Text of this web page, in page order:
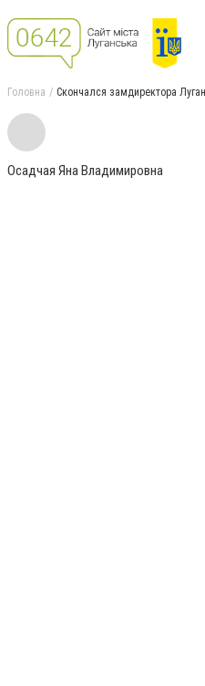
Головна Скончался замдиректора
Осадчая Яна Владимировна